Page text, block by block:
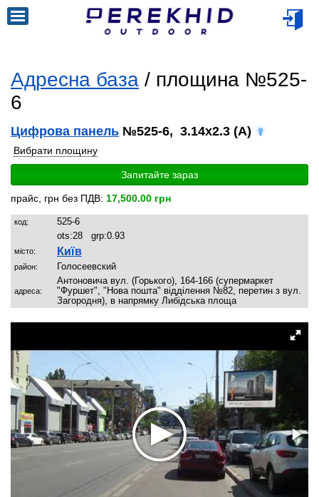
Адресна база / площина №525-
6
Цифрова панель №525-6, 3.14x2.3 (A)
Вибрати площину
Запитайте зараз
прайс, грн без ПДВ: 17,500.00 грн
код:
525-6
ots:28 grp:0.93
місто: Київ
район: Голосеевский
адреса:
Антоновича вул. (Горького), 164-166 (супермаркет
"Фуршет", "Нова пошта" відділення №82, перетин з вул.
Загородня), в напрямку Либідська площа